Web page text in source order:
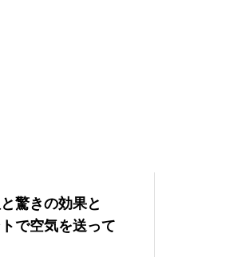
驚きの効果と
で空気を送って